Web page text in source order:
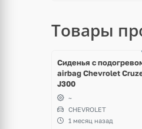
Товары
Сиденья с
airbag Chevrolet
J300
~
CHEVROLET
1 месяц назад